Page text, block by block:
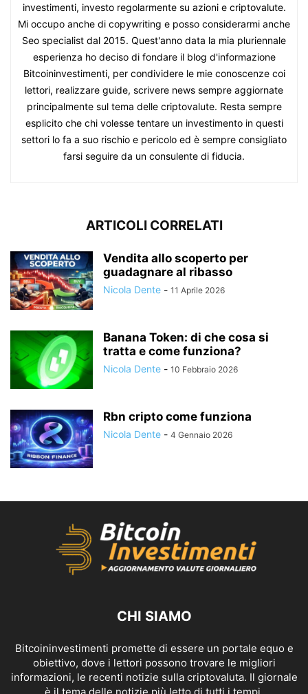
investimenti, investo regolarmente su azioni e criptovalute.
Mi occupo anche di copywriting e posso considerarmi anche
Seo specialist dal 2015. Quest'anno data la mia pluriennale
esperienza ho deciso di fondare il blog d'informazione
Bitcoininvestimenti, per condividere le mie conoscenze coi
lettori, realizzare guide, scrivere news sempre aggiornate
principalmente sul tema delle criptovalute. Resta sempre
esplicito che chi volesse tentare un investimento in questi
settori lo fa a suo rischio e pericolo ed è sempre consigliato
farsi seguire da un consulente di fiducia.
ARTICOLI CORRELATI
Vendita allo scoperto per
guadagnare al ribasso
Nicola Dente - 11 Aprile 2026
Banana Token: di che cosa si
tratta e come funziona?
Nicola Dente - 10 Febbraio 2026
Rbn cripto come funziona
Nicola Dente - 4 Gennaio 2026
CHI SIAMO
Bitcoininvestimenti promette di essere un portale equo e
obiettivo, dove i lettori possono trovare le migliori
informazioni, le recenti notizie sulla criptovaluta. Il giornale